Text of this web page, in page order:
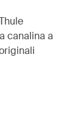
canalina a